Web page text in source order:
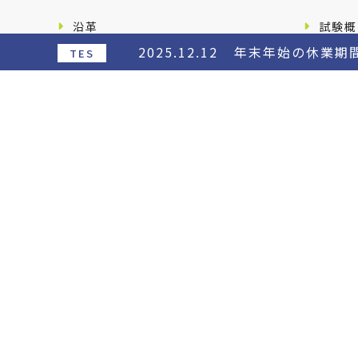
沿革
選ばれる理由
試験
提携
TES 2025.12.12 年末年始の休業期